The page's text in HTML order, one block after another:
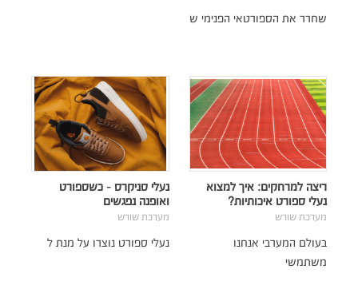
שחרר את הספורטאי הפנימי ש
ריצה למרחקים: איך למצוא
נעלי ספורט איכותיות?
מערכת שורש
בעולם המערבי אנחנו
משתמשי
נעלי סניקרס - כשספורט
ואופנה נפגשים
מערכת שורש
נעלי ספורט נוצרו על מנת ל